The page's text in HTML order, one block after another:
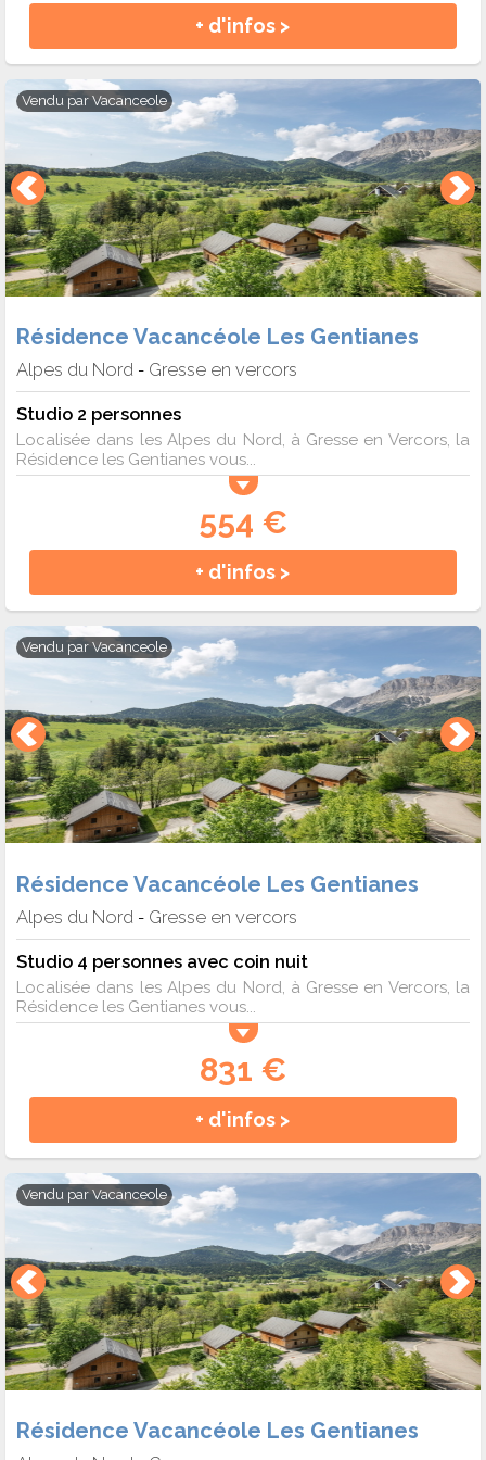
montagnes environnantes des Alpes du Nord. Après une
journée bien remplie, vous pourrez vous ressourcer dans un
appartement confortable, préparé pour rendre vos vacances
inoubliables.
En résumé, la Résidence Vacancéole Les Gentianes à Gresse
en Vercors est le choix parfait pour des vacances alliant
nature, confort et sports d’hiver, le tout à des prix attractifs.
Adresse : Lieu Dit Côte De Belette - 38650 GRESSE EN
VERCORS
+ d'infos >
Vendu par Vacanceole
Résidence Vacancéole Les Gentianes
Alpes du Nord - Gresse en vercors
Studio 2 personnes
Localisée dans les Alpes du Nord, à Gresse en Vercors, la
Résidence les Gentianes vous...
554 €
+ d'infos >
Vendu par Vacanceole
Résidence Vacancéole Les Gentianes
Alpes du Nord - Gresse en vercors
Studio 4 personnes avec coin nuit
Localisée dans les Alpes du Nord, à Gresse en Vercors, la
Résidence les Gentianes vous...
831 €
+ d'infos >
Vendu par Vacanceole
Résidence Vacancéole Les Gentianes